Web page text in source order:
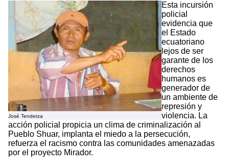
José Tendetza
Esta incursión
policial
evidencia que
el Estado
ecuatoriano
lejos de ser
garante de los
derechos
humanos es
generador de
un ambiente de
represión y
violencia. La
acción policial propicia un clima de criminalización al
Pueblo Shuar, implanta el miedo a la persecución,
refuerza el racismo contra las comunidades amenazadas
por el proyecto Mirador.